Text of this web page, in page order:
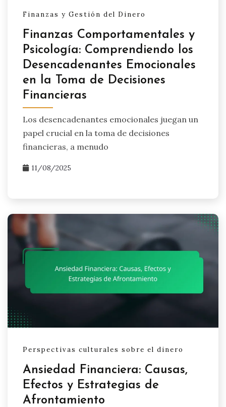
Finanzas y Gestión del Dinero
Finanzas Comportamentales y
Psicología: Comprendiendo los
Desencadenantes Emocionales
en la Toma de Decisiones
Financieras
Los desencadenantes emocionales juegan un
papel crucial en la toma de decisiones
financieras, a menudo
11/08/2025
Perspectivas culturales sobre el dinero
Ansiedad Financiera: Causas,
Efectos y Estrategias de
Afrontamiento